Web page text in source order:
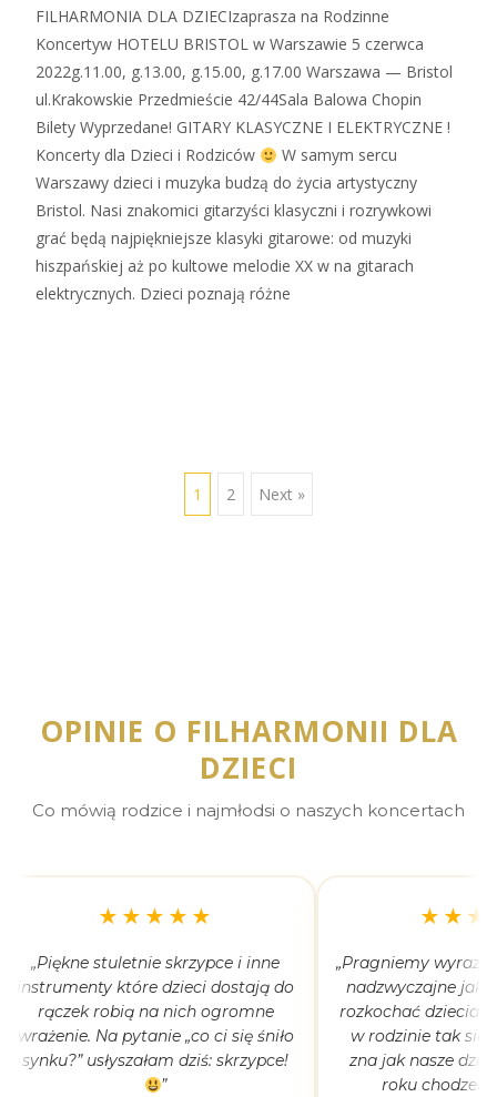
FILHARMONIA DLA DZIECIzaprasza na Rodzinne
Koncertyw HOTELU BRISTOL w Warszawie 5 czerwca
2022g.11.00, g.13.00, g.15.00, g.17.00 Warszawa — Bristol
ul.Krakowskie Przedmieście 42/44Sala Balowa Chopin
Bilety Wyprzedane! GITARY KLASYCZNE I ELEKTRYCZNE !
Koncerty dla Dzieci i Rodziców
W samym sercu
Warszawy dzieci i muzyka budzą do życia artystyczny
Bristol. Nasi znakomici gitarzyści klasyczni i rozrywkowi
grać będą najpiękniejsze klasyki gitarowe: od muzyki
hiszpańskiej aż po kultowe melodie XX w na gitarach
elektrycznych. Dzieci poznają różne
1 2 Next »
OPINIE O FILHARMONII DLA
DZIECI
Co mówią rodzice i najmłodsi o naszych koncertach
★★★★★
„Piękne stuletnie skrzypce i inne
instrumenty które dzieci dostają do
rączek robią na nich ogromne
wrażenie. Na pytanie „co ci się śniło
synku?” usłyszałam dziś: skrzypce!
”
„Pragniemy wyrazić
nadzwyczajne jak
rozkochać
w rodzinie tak się
zna jak nasze
roku